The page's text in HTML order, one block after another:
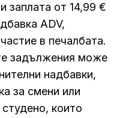
заплата от 14,99 €
ADV,
в печалбата.
задължения може
надбавки,
за смени или
които